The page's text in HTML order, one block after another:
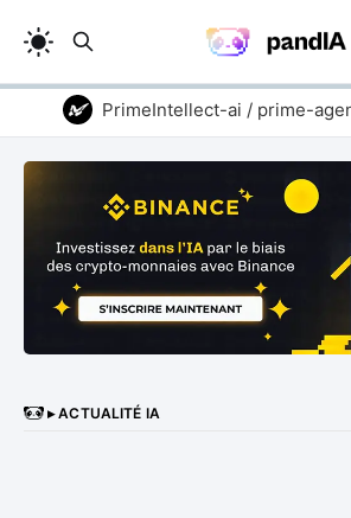
PrimeIntellect-ai / prime-agent
▸ ACTUALITÉ IA